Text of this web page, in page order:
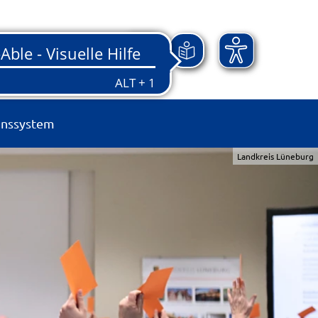
Landkreis Lüneburg